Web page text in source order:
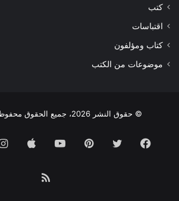
كتب
اقتباسات
كتاب ومؤلفون
موضوعات من الكتب
© حقوق النشر 2026، جميع الحقوق محفوظة |
فيسبوك تويتر بينتيريستيوتيوب
ملخص